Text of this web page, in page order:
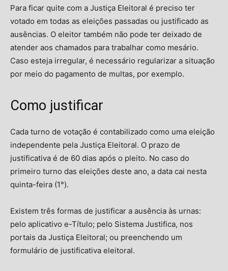
Para ficar quite com a Justiça Eleitoral é preciso ter
votado em todas as eleições passadas ou justificado as
ausências. O eleitor também não pode ter deixado de
atender aos chamados para trabalhar como mesário.
Caso esteja irregular, é necessário regularizar a situação
por meio do pagamento de multas, por exemplo.
Como justificar
Cada turno de votação é contabilizado como uma eleição
independente pela Justiça Eleitoral. O prazo de
justificativa é de 60 dias após o pleito. No caso do
primeiro turno das eleições deste ano, a data cai nesta
quinta-feira (1°).
Existem três formas de justificar a ausência às urnas:
pelo aplicativo e-Título; pelo Sistema Justifica, nos
portais da Justiça Eleitoral; ou preenchendo um
formulário de justificativa eleitoral.